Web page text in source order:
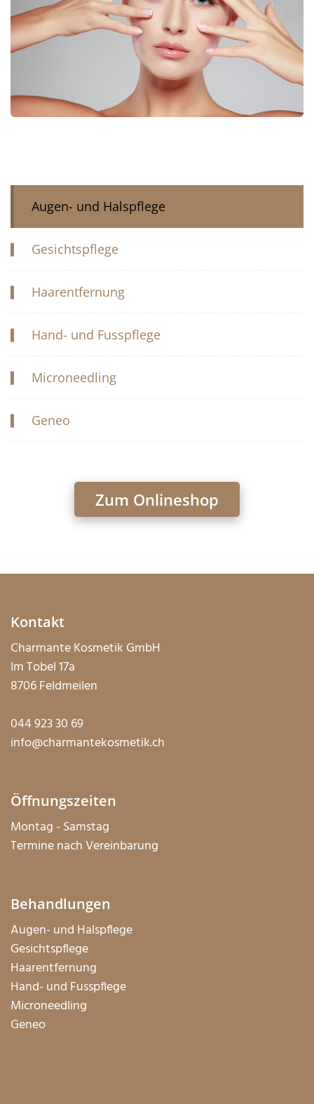
Augen- und Halspflege
Gesichtspflege
Haarentfernung
Hand- und Fusspflege
Microneedling
Geneo
Zum Onlineshop
Kontakt
Charmante Kosmetik GmbH
Im Tobel 17a
8706 Feldmeilen
044 923 30 69
info@charmantekosmetik.ch
Öffnungszeiten
Montag - Samstag
Termine nach Vereinbarung
Behandlungen
Augen- und Halspflege
Gesichtspflege
Haarentfernung
Hand- und Fusspflege
Microneedling
Geneo